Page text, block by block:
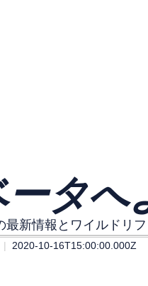
タへ
新情報とワイルドリフ
2020-10-16T15:00:00.000Z